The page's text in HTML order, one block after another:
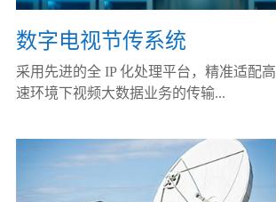
数字电视节传系统
采用先进的全 IP 化处理平台，精准适配高
速环境下视频大数据业务的传输...